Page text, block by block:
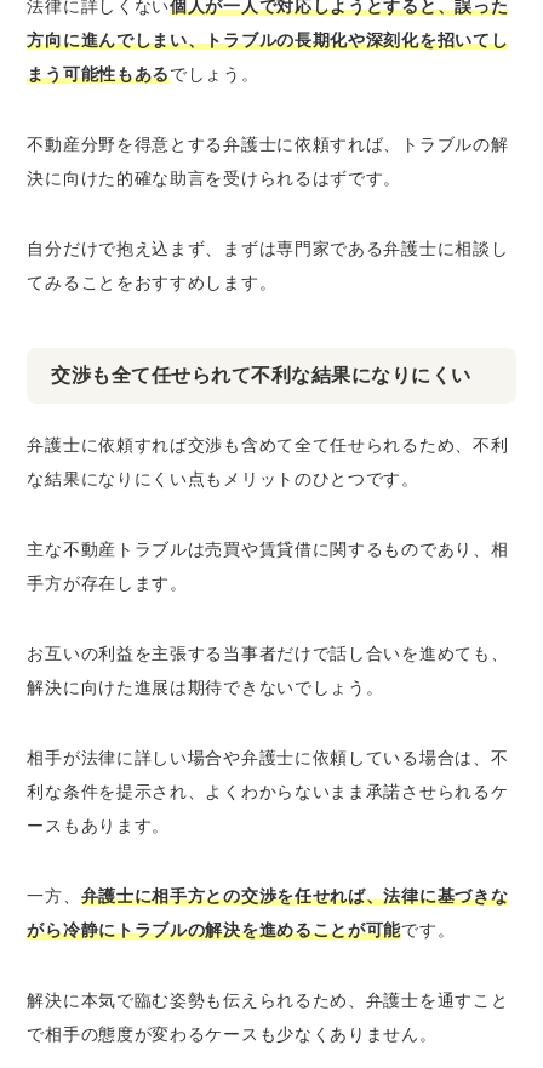
法律に詳しくない個人が一人で対応しようとすると、誤った
方向に進んでしまい、トラブルの長期化や深刻化を招いてし
まう可能性もあるでしょう。
不動産分野を得意とする弁護士に依頼すれば、トラブルの解
決に向けた的確な助言を受けられるはずです。
自分だけで抱え込まず、まずは専門家である弁護士に相談し
てみることをおすすめします。
交渉も全て任せられて不利な結果になりにくい
弁護士に依頼すれば交渉も含めて全て任せられるため、不利
な結果になりにくい点もメリットのひとつです。
主な不動産トラブルは売買や賃貸借に関するものであり、相
手方が存在します。
お互いの利益を主張する当事者だけで話し合いを進めても、
解決に向けた進展は期待できないでしょう。
相手が法律に詳しい場合や弁護士に依頼している場合は、不
利な条件を提示され、よくわからないまま承諾させられるケ
ースもあります。
一方、 弁護士に相手方との交渉を任せれば、法律に基づきな
がら冷静にトラブルの解決を進めることが可能です。
解決に本気で臨む姿勢も伝えられるため、弁護士を通すこと
で相手の態度が変わるケースも少なくありません。